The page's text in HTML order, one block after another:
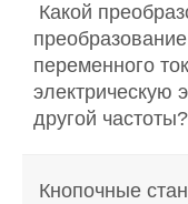
Какой
переменного
электрическую
другой частоты?
Кнопочные